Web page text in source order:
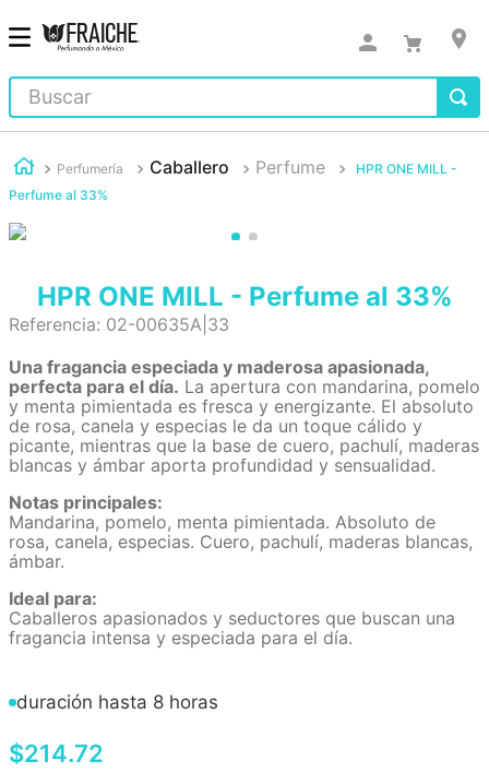
Buscar
Perfumería Caballero Perfume
HPR ONE MILL -
Perfume al 33%
HPR ONE MILL - Perfume al 33%
Referencia: 02-00635A|33
Una fragancia especiada y maderosa apasionada,
perfecta para el día. La apertura con mandarina, pomelo
y menta pimientada es fresca y energizante. El absoluto
de rosa, canela y especias le da un toque cálido y
picante, mientras que la base de cuero, pachulí, maderas
blancas y ámbar aporta profundidad y sensualidad.
Notas principales:
Mandarina, pomelo, menta pimientada. Absoluto de
rosa, canela, especias. Cuero, pachulí, maderas blancas,
ámbar.
Ideal para:
Caballeros apasionados y seductores que buscan una
fragancia intensa y especiada para el día.
duración hasta 8 horas
$214.72